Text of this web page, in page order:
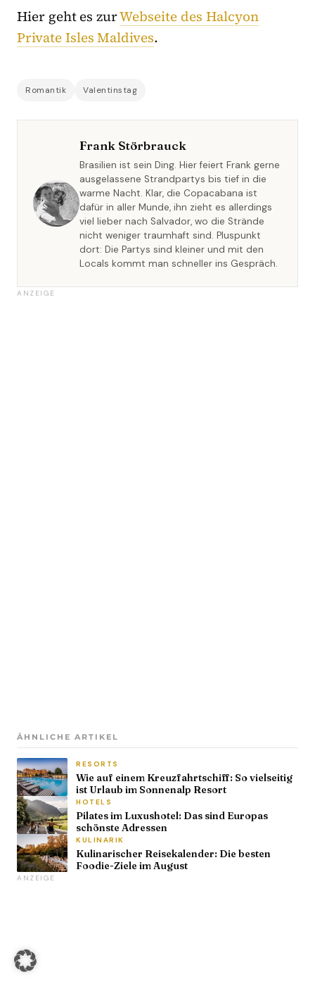
Hier geht es zurWebseite des Halcyon
Private Isles Maldives.
Romantik Valentinstag
Frank Störbrauck
Brasilien ist sein Ding. Hier feiert Frank gerne
ausgelassene Strandpartys bis tief in die
warme Nacht. Klar, die Copacabana ist
dafür in aller Munde, ihn zieht es allerdings
viel lieber nach Salvador, wo die Strände
nicht weniger traumhaft sind. Pluspunkt
dort: Die Partys sind kleiner und mit den
Locals kommt man schneller ins Gespräch.
ANZEIGE
ÄHNLICHE ARTIKEL
RESORTS
Wie auf einem Kreuzfahrtschiff: So vielseitig
ist Urlaub im Sonnenalp Resort
HOTELS
Pilates im Luxushotel: Das sind Europas
schönste Adressen
KULINARIK
Kulinarischer Reisekalender: Die besten
Foodie-Ziele im August
ANZEIGE